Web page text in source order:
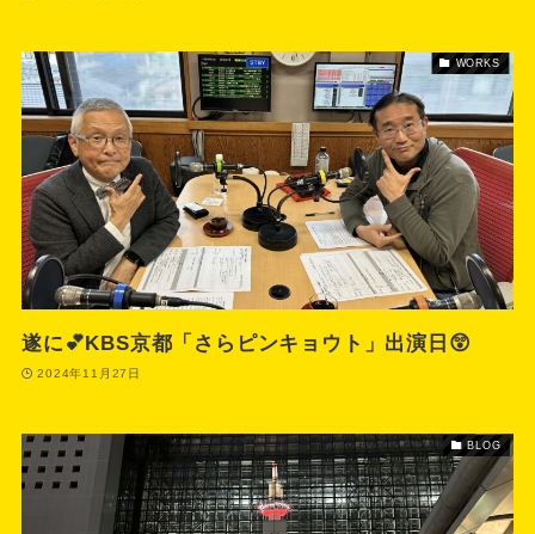
WORKS
遂に💕KBS京都「さらピンキョウト」出演日😲
2024年11月27日
BLOG